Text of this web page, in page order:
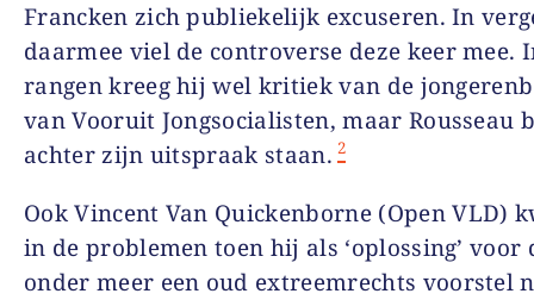
Francken zich publiekelijk excuseren. In
daarmee viel de controverse deze keer mee.
rangen kreeg hij wel kritiek van de
van Vooruit Jongsocialisten, maar Rousseau
achter zijn uitspraak staan. 2
Ook Vincent Van Quickenborne (Open VLD)
in de problemen toen hij als ‘oplossing’ voor
onder meer een oud extreemrechts voorstel